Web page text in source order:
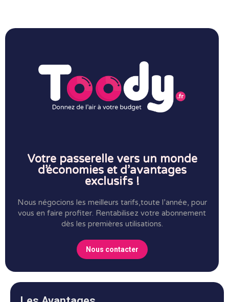
Votre passerelle vers un monde
d’économies et d’avantages
exclusifs !
Nous négocions les meilleurs tarifs,toute l’année, pour
vous en faire profiter. Rentabilisez votre abonnement
dès les premières utilisations.
Nous contacter